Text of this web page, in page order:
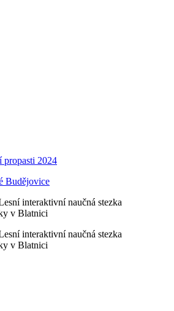
propasti 2024
Budějovice
interaktivní naučná stezka
v Blatnici
interaktivní naučná stezka
v Blatnici